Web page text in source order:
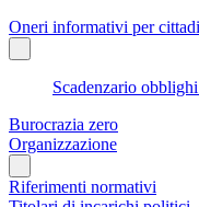
Oneri informativi per
Scadenzario
Burocrazia zero
Organizzazione
Riferimenti normativi